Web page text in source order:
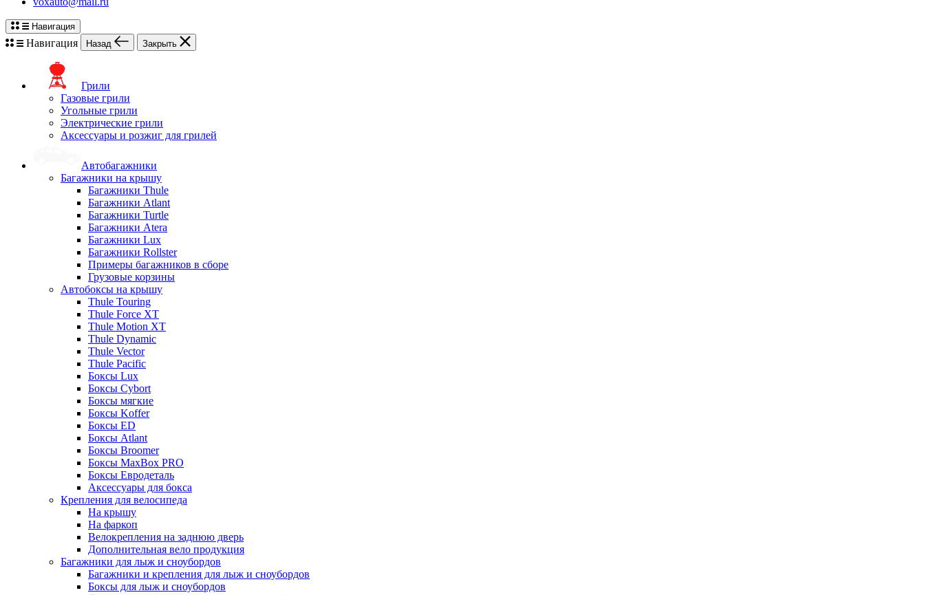
Навигация
Навигация Назад Закрыть
Грили
Газовые грили
Угольные грили
Электрические грили
Аксессуары и розжиг для грилей
Автобагажники
Багажники на крышу
Багажники Thule
Багажники Atlant
Багажники Turtle
Багажники Atera
Багажники Lux
Багажники Rollster
Примеры багажников в сборе
Грузовые корзины
Автобоксы на крышу
Thule Touring
Thule Force XT
Thule Motion XT
Thule Dynamic
Thule Vector
Thule Pacific
Боксы Lux
Боксы Cybort
Боксы мягкие
Боксы Koffer
Боксы ED
Боксы Atlant
Боксы Broomer
Боксы MaxBox PRO
Боксы Евродеталь
Аксессуары для бокса
Крепления для велосипеда
На крышу
На фаркоп
Велокрепления на заднюю дверь
Дополнительная вело продукция
Багажники для лыж и сноубордов
Багажники и крепления для лыж и сноубордов
Боксы для лыж и сноубордов